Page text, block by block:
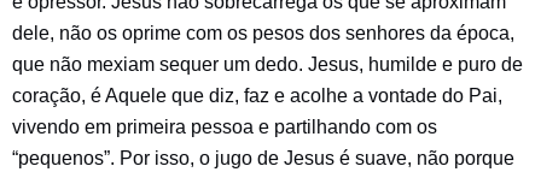
dele, não os oprime com os pesos dos senhores da época,
que não mexiam sequer um dedo. Jesus, humilde e puro de
coração, é Aquele que diz, faz e acolhe a vontade do Pai,
vivendo em primeira pessoa e partilhando com os
“pequenos”. Por isso, o jugo de Jesus é suave, não porque